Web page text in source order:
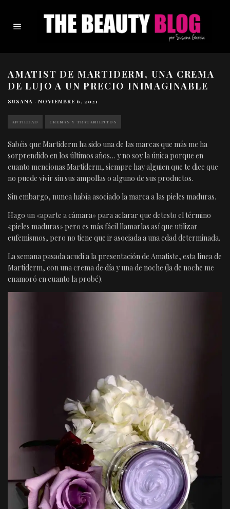
AMATIST DE MARTIDERM, UNA CREMA
DE LUJO A UN PRECIO INIMAGINABLE
SUSANA · NOVIEMBRE 6, 2021
ANTIEDAD CREMAS Y TRATAMIENTOS
Sabéis que Martiderm ha sido una de las marcas que más me ha
sorprendido en los últimos años… y no soy la única porque en
cuanto mencionas Martiderm, siempre hay alguien que te dice que
no puede vivir sin sus ampollas o alguno de sus productos.
Sin embargo, nunca había asociado la marca a las pieles maduras.
Hago un «aparte a cámara» para aclarar que detesto el término
«pieles maduras» pero es más fácil llamarlas así que utilizar
eufemismos, pero no tiene que ir asociada a una edad determinada.
La semana pasada acudí a la presentación de Amatiste, esta línea de
Martiderm, con una crema de día y una de noche (la de noche me
enamoró en cuanto la probé).